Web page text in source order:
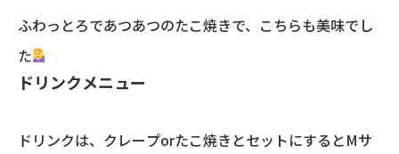
ふわっとろであつあつのたこ焼きで、こちらも美味でし
た
ドリンクメニュー
ドリンクは、クレープorたこ焼きとセットにするとMサ